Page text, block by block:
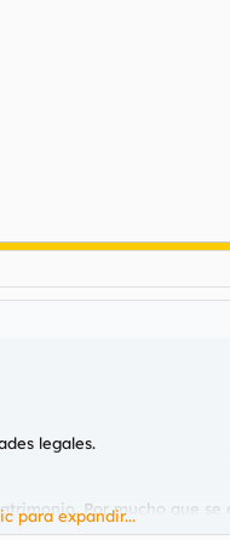
legales.
Por mucho que se
para expandir...